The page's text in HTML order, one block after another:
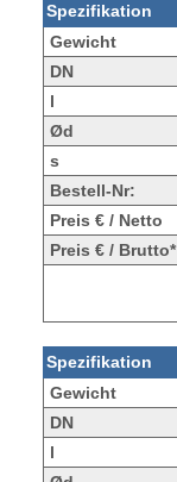
Spezifikation
Gewicht
DN
l
Ød
s
Bestell-Nr:
Preis € / Netto
Preis € / Brutto*
Spezifikation
Gewicht
DN
l